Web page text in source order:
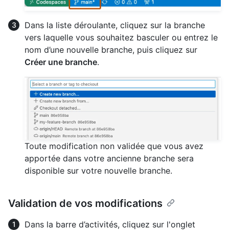
Dans la liste déroulante, cliquez sur la branche
vers laquelle vous souhaitez basculer ou entrez le
nom d’une nouvelle branche, puis cliquez sur
Créer une branche.
Toute modification non validée que vous avez
apportée dans votre ancienne branche sera
disponible sur votre nouvelle branche.
Validation de vos modifications
Dans la barre d’activités, cliquez sur l'onglet